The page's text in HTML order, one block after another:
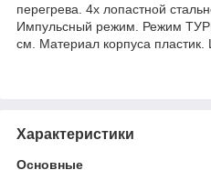
перегрева. 4х лопастной
Импульсный режим. Режим
см. Материал корпуса пластик.
Характеристики
Основные